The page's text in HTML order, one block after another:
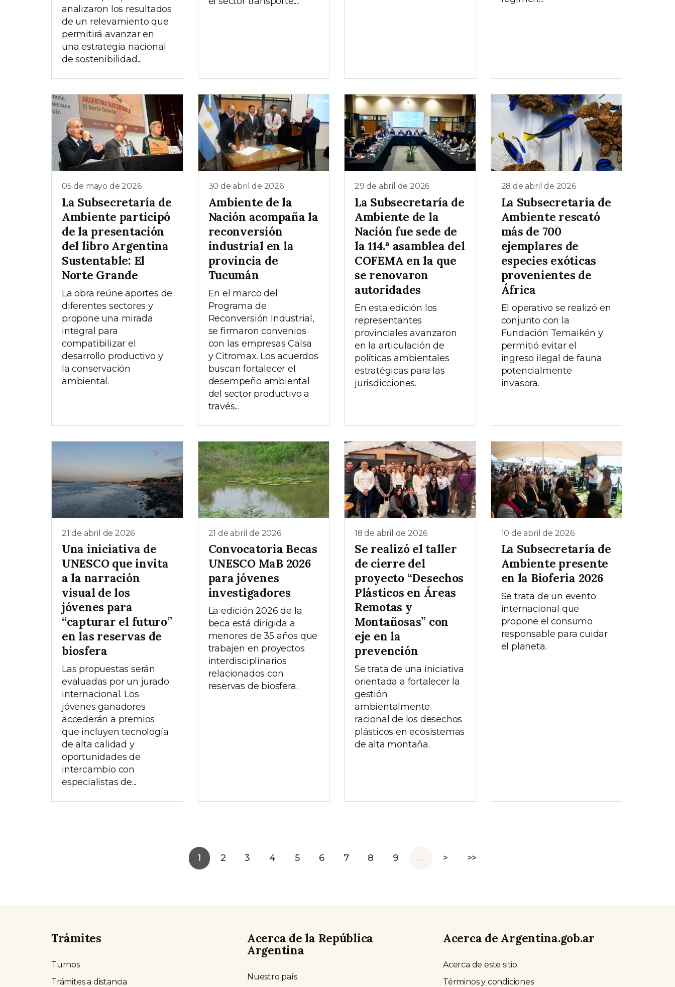
analizaron los resultados
de un relevamiento que
permitirá avanzar en
una estrategia nacional
de sostenibilidad...
05 de mayo de 2026
La Subsecretaría de
Ambiente participó
de la presentación
del libro Argentina
Sustentable: El
Norte Grande
La obra reúne aportes de
diferentes sectores y
propone una mirada
integral para
compatibilizar el
desarrollo productivo y
la conservación
ambiental.
30 de abril de 2026
Ambiente de la
Nación acompaña la
reconversión
industrial en la
provincia de
Tucumán
En el marco del
Programa de
Reconversión Industrial,
se firmaron convenios
con las empresas Calsa
y Citromax. Los acuerdos
buscan fortalecer el
desempeño ambiental
del sector productivo a
través...
29 de abril de 2026
La Subsecretaría de
Ambiente de la
Nación fue sede de
la 114.ª asamblea del
COFEMA en la que
se renovaron
autoridades
En esta edición los
representantes
provinciales avanzaron
en la articulación de
políticas ambientales
estratégicas para las
jurisdicciones.
28 de abril de 2026
La Subsecretaría de
Ambiente rescató
más de 700
ejemplares de
especies exóticas
provenientes de
África
El operativo se realizó en
conjunto con la
Fundación Temaikén y
permitió evitar el
ingreso ilegal de fauna
potencialmente
invasora.
21 de abril de 2026
Una iniciativa de
UNESCO que invita
a la narración
visual de los
jóvenes para
“capturar el futuro”
en las reservas de
biosfera
Las propuestas serán
evaluadas por un jurado
internacional. Los
jóvenes ganadores
accederán a premios
que incluyen tecnología
de alta calidad y
oportunidades de
intercambio con
especialistas de...
21 de abril de 2026
Convocatoria Becas
UNESCO MaB 2026
para jóvenes
investigadores
La edición 2026 de la
beca está dirigida a
menores de 35 años que
trabajen en proyectos
interdisciplinarios
relacionados con
reservas de biosfera.
18 de abril de 2026
Se realizó el taller
de cierre del
proyecto “Desechos
Plásticos en Áreas
Remotas y
Montañosas” con
eje en la
prevención
Se trata de una iniciativa
orientada a fortalecer la
gestión
ambientalmente
racional de los desechos
plásticos en ecosistemas
de alta montaña.
10 de abril de 2026
La Subsecretaría de
Ambiente presente
en la Bioferia 2026
Se trata de un evento
internacional que
propone el consumo
responsable para cuidar
el planeta.
1 2 3 4 5 6 7 8 9 … > >>
Trámites
Turnos
Trámites a distancia
Acerca de la República
Argentina
Nuestro país
Acerca de Argentina.gob.ar
Acerca de este sitio
Términos y condiciones